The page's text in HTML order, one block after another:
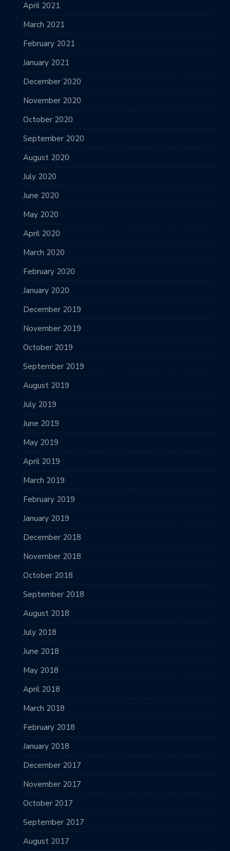
April 2021
March 2021
February 2021
January 2021
December 2020
November 2020
October 2020
September 2020
August 2020
July 2020
June 2020
May 2020
April 2020
March 2020
February 2020
January 2020
December 2019
November 2019
October 2019
September 2019
August 2019
July 2019
June 2019
May 2019
April 2019
March 2019
February 2019
January 2019
December 2018
November 2018
October 2018
September 2018
August 2018
July 2018
June 2018
May 2018
April 2018
March 2018
February 2018
January 2018
December 2017
November 2017
October 2017
September 2017
August 2017